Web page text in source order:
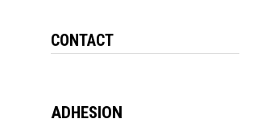
CONTACT
ADHESION